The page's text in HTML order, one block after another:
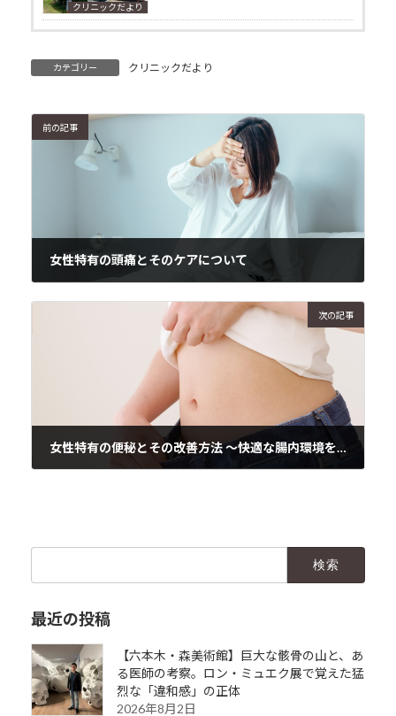
クリニックだより
カテゴリー クリニックだより
前の記事
女性特有の頭痛とそのケアについて
次の記事
女性特有の便秘とその改善方法 ～快適な腸内環境を目指して～
最近の投稿
【六本木・森美術館】巨大な骸骨の山と、あ
る医師の考察。ロン・ミュエク展で覚えた猛
烈な「違和感」の正体
2026年8月2日